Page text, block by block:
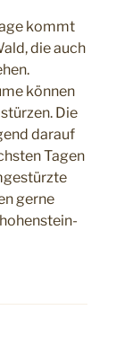
kommt
die auch
können
Die
darauf
Tagen
gerne